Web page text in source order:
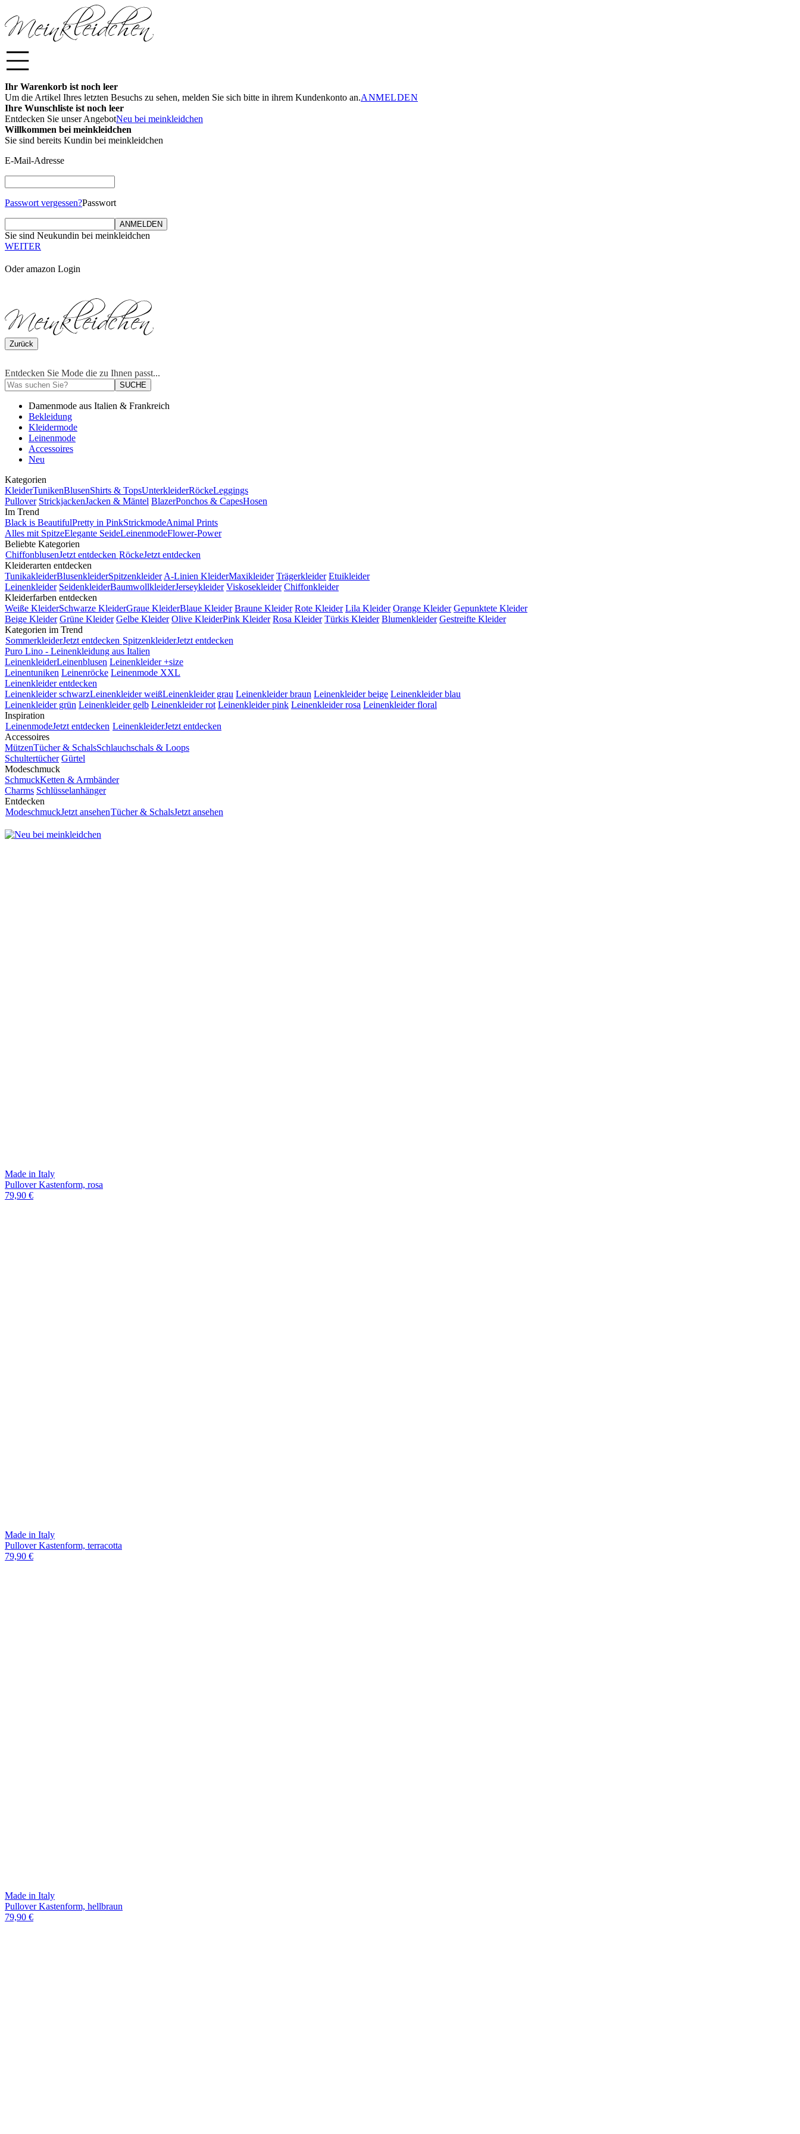
Ihr Warenkorb ist noch leer
Um die Artikel Ihres letzten Besuchs zu sehen, melden Sie sich bitte in ihrem Kundenkonto an.ANMELDEN
Ihre Wunschliste ist noch leer
Entdecken Sie unser AngebotNeu bei meinkleidchen
Willkommen bei meinkleidchen
Sie sind bereits Kundin bei meinkleidchen
E-Mail-Adresse
Passwort vergessen?Passwort
ANMELDEN
Sie sind Neukundin bei meinkleidchen
WEITER
Oder amazon Login
Zurück
Entdecken Sie Mode die zu Ihnen passt...
SUCHE
Damenmode aus Italien & Frankreich
Bekleidung
Kleidermode
Leinenmode
Accessoires
Neu
Kategorien
KleiderTunikenBlusenShirts & TopsUnterkleiderRöckeLeggings
Pullover StrickjackenJacken & Mäntel BlazerPonchos & CapesHosen
Im Trend
Black is BeautifulPretty in PinkStrickmodeAnimal Prints
Alles mit SpitzeElegante SeideLeinenmodeFlower-Power
Beliebte Kategorien
ChiffonblusenJetzt entdecken RöckeJetzt entdecken
Kleiderarten entdecken
TunikakleiderBlusenkleiderSpitzenkleider A-Linien KleiderMaxikleider Trägerkleider Etuikleider
Leinenkleider SeidenkleiderBaumwollkleiderJerseykleider Viskosekleider Chiffonkleider
Kleiderfarben entdecken
Weiße KleiderSchwarze KleiderGraue KleiderBlaue Kleider Braune Kleider Rote Kleider Lila Kleider Orange Kleider Gepunktete Kleider
Beige Kleider Grüne Kleider Gelbe Kleider Olive KleiderPink Kleider Rosa Kleider Türkis Kleider Blumenkleider Gestreifte Kleider
Kategorien im Trend
SommerkleiderJetzt entdecken SpitzenkleiderJetzt entdecken
Puro Lino - Leinenkleidung aus Italien
LeinenkleiderLeinenblusen Leinenkleider +size
Leinentuniken Leinenröcke Leinenmode XXL
Leinenkleider entdecken
Leinenkleider schwarzLeinenkleider weißLeinenkleider grau Leinenkleider braun Leinenkleider beige Leinenkleider blau
Leinenkleider grün Leinenkleider gelb Leinenkleider rot Leinenkleider pink Leinenkleider rosa Leinenkleider floral
Inspiration
LeinenmodeJetzt entdecken LeinenkleiderJetzt entdecken
Accessoires
MützenTücher & SchalsSchlauchschals & Loops
Schultertücher Gürtel
Modeschmuck
SchmuckKetten & Armbänder
Charms Schlüsselanhänger
Entdecken
ModeschmuckJetzt ansehenTücher & SchalsJetzt ansehen
Made in Italy
Pullover Kastenform, rosa
79,90 €
Made in Italy
Pullover Kastenform, terracotta
79,90 €
Made in Italy
Pullover Kastenform, hellbraun
79,90 €